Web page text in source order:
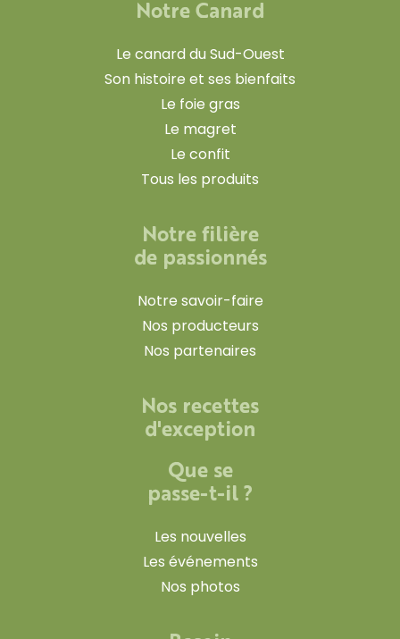
Notre Canard
Le canard du Sud-Ouest
Son histoire et ses bienfaits
Le foie gras
Le magret
Le confit
Tous les produits
Notre filière
de passionnés
Notre savoir-faire
Nos producteurs
Nos partenaires
Nos recettes
d'exception
Que se
passe-t-il ?
Les nouvelles
Les événements
Nos photos